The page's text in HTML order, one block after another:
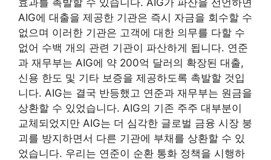
효과를 촉발할 수 있습니다. AIG가 파산을 선언하면
AIG에 대출을 제공한 기관은 즉시 자금을 회수할 수
없으며 이러한 기관은 고객에 대한 의무를 다할 수
없어 수백 개의 관련 기관이 파산하게 됩니다. 연준
과 재무부는 AIG에 약 200억 달러의 확장된 대출,
신용 한도 및 기타 보증을 제공하도록 촉발할 것입
니다. AIG는 결국 반등했고 연준과 재무부는 원금을
상환할 수 있었습니다. AIG의 기존 주주 대부분이
교체되었지만 AIG는 더 심각한 글로벌 금융 시장 붕
괴를 방지하면서 다른 기관에 부채를 상환할 수 있
었습니다. 우리는 연준이 순환 통화 정책을 시행하